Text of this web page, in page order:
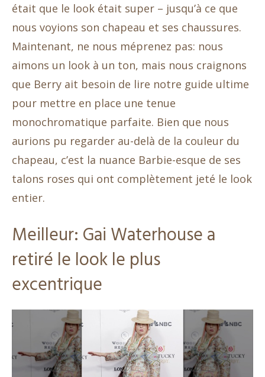
était que le look était super – jusqu’à ce que
nous voyions son chapeau et ses chaussures.
Maintenant, ne nous méprenez pas: nous
aimons un look à un ton, mais nous craignons
que Berry ait besoin de lire notre guide ultime
pour mettre en place une tenue
monochromatique parfaite. Bien que nous
aurions pu regarder au-delà de la couleur du
chapeau, c’est la nuance Barbie-esque de ses
talons roses qui ont complètement jeté le look
entier.
Meilleur: Gai Waterhouse a
retiré le look le plus
excentrique